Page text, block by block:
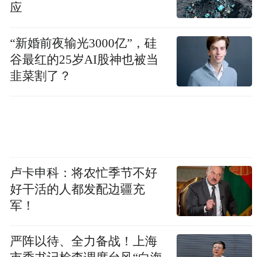
应
“新婚前夜输光3000亿”，硅
谷最红的25岁AI股神也被当
韭菜割了？
卢卡申科：将农忙季节不好
好干活的人都发配边疆充
军！
严阵以待、全力备战！上海